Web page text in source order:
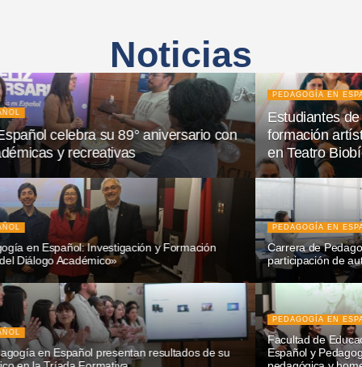
Noticias
PEDAGOGÍA EN ESPAÑOL
Estudiantes de Pedagogía en Español fortalecen su
formación artística a través de experiencia educativa
en Teatro Biobío
PEDAGOGÍA EN ESPAÑOL
Carrera de Pedagogía en Español realiza Consejo Ampliado con
participación de autoridades, académicos y estudiantes
PEDAGOGÍA EN ESPAÑOL
Facultad de Educación dio inicio al Año Académico Pedagogía en
Español y Pedagogía en Filosofía 2026 con jornada de reflexión